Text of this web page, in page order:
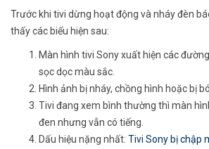
Trước khi tivi dừng hoạt động và nháy đèn
thấy các biểu hiện sau:
Màn hình tivi Sony xuất hiện các
sọc dọc màu sắc.
Hình ảnh bị nháy, chồng hình hoặc bị
Tivi đang xem bình thường thì màn
đen nhưng vẫn có tiếng.
Dấu hiệu nặng nhất: Tivi Sony bị chập